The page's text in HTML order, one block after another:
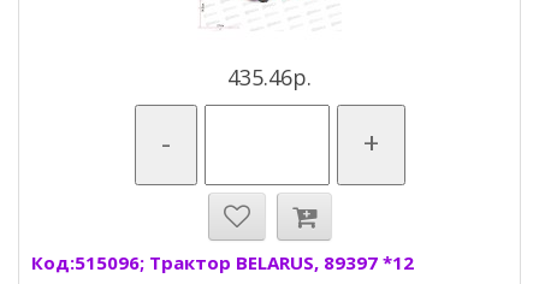
435.46р.
- +
Код:515096; Трактор BELARUS, 89397 *12